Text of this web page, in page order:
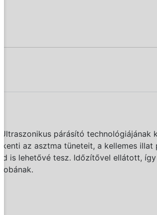
párásító technológiájának
az asztma tüneteit, a kellemes illat
is lehetővé tesz. Időzítővel ellátott, így